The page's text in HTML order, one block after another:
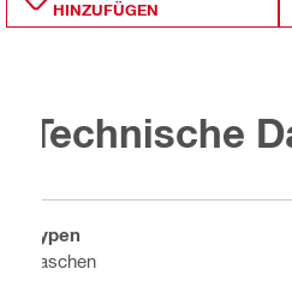
HINZUFÜGEN
Technische
Typen
Taschen